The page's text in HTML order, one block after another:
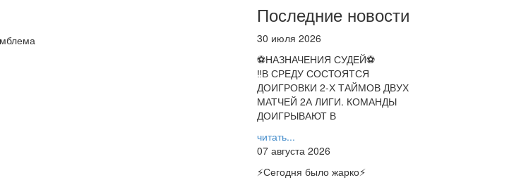
Последние новости
30 июля 2026
⚽НАЗНАЧЕНИЯ СУДЕЙ⚽
‼В СРЕДУ СОСТОЯТСЯ
ДОИГРОВКИ 2-Х ТАЙМОВ ДВУХ
МАТЧЕЙ 2А ЛИГИ. КОМАНДЫ
ДОИГРЫВАЮТ В
читать...
07 августа 2026
⚡️Сегодня было жарко⚡️